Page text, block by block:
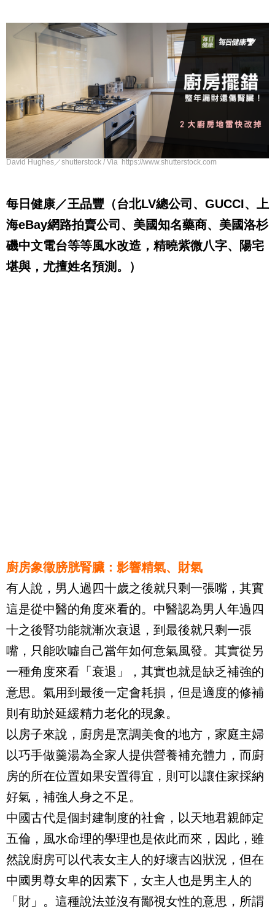
David Hughes／shutterstock / Via https://www.shutterstock.com
每日健康／王品豐（台北LV總公司、GUCCI、上
海eBay網路拍賣公司、美國知名藥商、美國洛杉
磯中文電台等等風水改造，精曉紫微八字、陽宅
堪與，尤擅姓名預測。）
廚房象徵膀胱腎臟：影響精氣、財氣
有人說，男人過四十歲之後就只剩一張嘴，其實
這是從中醫的角度來看的。中醫認為男人年過四
十之後腎功能就漸次衰退，到最後就只剩一張
嘴，只能吹噓自己當年如何意氣風發。其實從另
一種角度來看「衰退」，其實也就是缺乏補強的
意思。氣用到最後一定會耗損，但是適度的修補
則有助於延緩精力老化的現象。
以房子來說，廚房是烹調美食的地方，家庭主婦
以巧手做羹湯為全家人提供營養補充體力，而廚
房的所在位置如果安置得宜，則可以讓住家採納
好氣，補強人身之不足。
中國古代是個封建制度的社會，以天地君親師定
五倫，風水命理的學理也是依此而來，因此，雖
然說廚房可以代表女主人的好壞吉凶狀況，但在
中國男尊女卑的因素下，女主人也是男主人的
「財」。這種說法並沒有鄙視女性的意思，所謂